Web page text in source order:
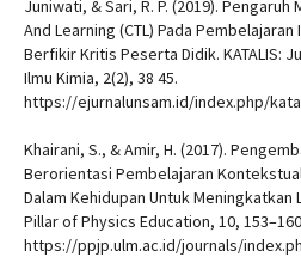
Juniwati, & Sari, R. P. (2019).
And Learning (CTL) Pada
Berfikir Kritis Peserta Didik. KATALIS:
Ilmu Kimia, 2(2), 38 45.
https://ejurnalunsam.id/index.php/
Khairani, S., & Amir, H. (2017).
Berorientasi Pembelajaran
Dalam Kehidupan Untuk Meningkatkan
Pillar of Physics Education, 10,
https://ppjp.ulm.ac.id/journals/